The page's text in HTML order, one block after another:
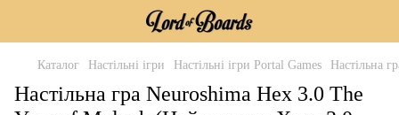
Каталог Настільні ігри Настільні ігри Portal Games Настільна
Настільна гра Neuroshima Hex 3.0 The